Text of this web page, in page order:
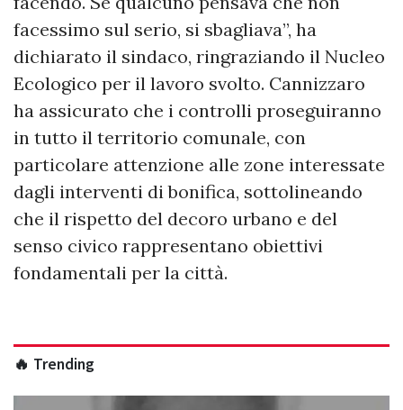
facessimo sul serio, si sbagliava”, ha
dichiarato il sindaco, ringraziando il Nucleo
Ecologico per il lavoro svolto. Cannizzaro
ha assicurato che i controlli proseguiranno
in tutto il territorio comunale, con
particolare attenzione alle zone interessate
dagli interventi di bonifica, sottolineando
che il rispetto del decoro urbano e del
senso civico rappresentano obiettivi
fondamentali per la città.
🔥 Trending